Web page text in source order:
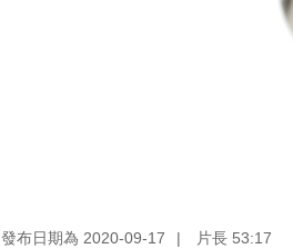
發布日期為 2020-09-17 | 片長 53:17